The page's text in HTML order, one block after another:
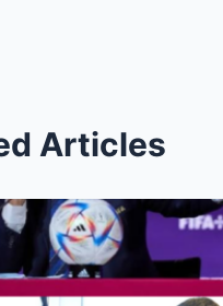
Articles